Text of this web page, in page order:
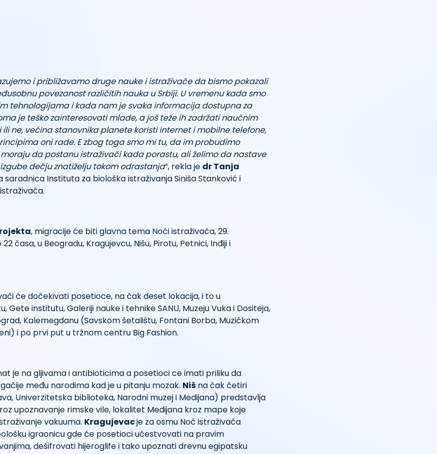
i približavamo druge nauke i istraživače da bismo pokazali
povezanost različitih nauka u Srbiji. U vremenu kada smo
tehnologijama i kada nam je svaka informacija dostupna za
je teško zainteresovati mlade, a još teže ih zadržati naučnim
ne, većina stanovnika planete koristi internet i mobilne telefone,
oni rade. E zbog toga smo mi tu, da im probudimo
da postanu istraživači kada porastu, ali želimo da nastave
dečju znatiželju tokom odrastanja“, rekla je dr Tanja
saradnica Instituta za biološka istraživanja Siniša Stanković i
, migracije će biti glavna tema Noći istraživača, 29.
časa, u Beogradu, Kragujevcu, Nišu, Pirotu, Petnici, Inđiji i
će dočekivati posetioce, na čak deset lokacija, i to u
Gete institutu, Galeriji nauke i tehnike SANU, Muzeju Vuka i Dositeja,
Kalemegdanu (Savskom šetalištu, Fontani Borba, Muzičkom
i po prvi put u tržnom centru Big Fashion.
je na gljivama i antibioticima a posetioci ce imati priliku da
među narodima kad je u pitanju mozak. Niš na čak četiri
Univerzitetska biblioteka, Narodni muzej i Medijana) predstavlja
upoznavanje rimske vile, lokalitet Medijana kroz mape koje
vakuuma. Kragujevacje za osmu Noć istraživača
igraonicu gde će posetioci učestvovati na pravim
dešifrovati hijeroglife i tako upoznati drevnu egipatsku